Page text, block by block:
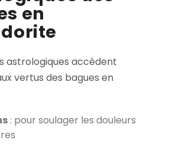
en
astrologiques accèdent
vertus des bagues en
: pour soulager les douleurs